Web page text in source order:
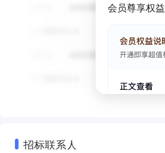
会员尊享权益
招标联系人